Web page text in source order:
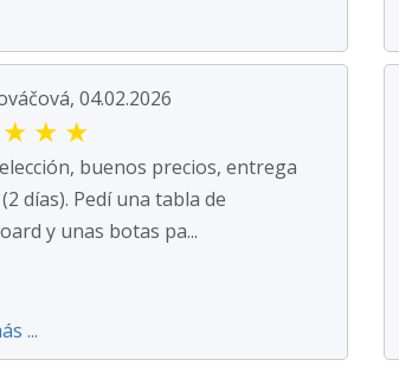
04.02.2026
★ ★ ★
buenos precios, entrega
días). Pedí una tabla de
y unas botas pa...
...